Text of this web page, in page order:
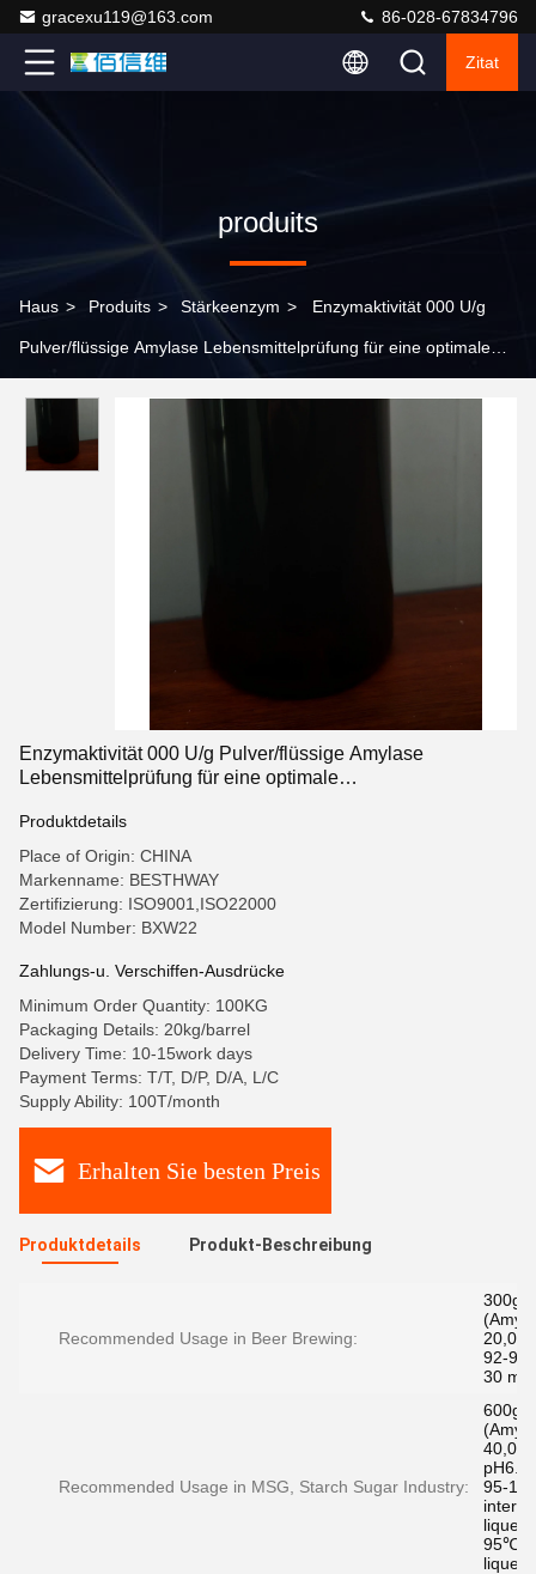
gracexu119@163.com 86-028-67834796
Zitat
produits
Haus > Produits > Stärkeenzym > Enzymaktivität 000 U/g
Pulver/flüssige Amylase Lebensmittelprüfung für eine optimale
Enzymaktivität 000 U/g Pulver/flüssige Amylase
Lebensmittelprüfung für eine optimale
Produktdetails
Place of Origin: CHINA
Markenname: BESTHWAY
Zertifizierung: ISO9001,ISO22000
Model Number: BXW22
Zahlungs-u. Verschiffen-Ausdrücke
Minimum Order Quantity: 100KG
Packaging Details: 20kg/barrel
Delivery Time: 10-15work days
Payment Terms: T/T, D/P, D/A, L/C
Supply Ability: 100T/month
Erhalten Sie besten Preis
Produktdetails Produkt-Beschreibung
Recommended Usage in Beer Brewing:
300g/T
92-97
30
Recommended Usage in MSG, Starch Sugar Industry:
600g/T
95-
95℃